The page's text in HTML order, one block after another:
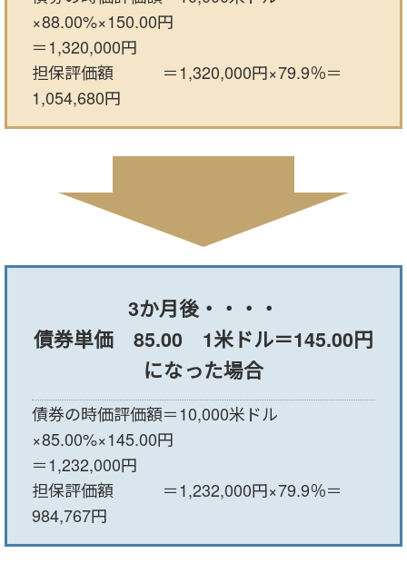
×88.00%×150.00円
＝1,320,000円
担保評価額 ＝1,320,000円×79.9％＝
1,054,680円
3か月後・・・・
債券単価 85.00 1米ドル＝145.00円
になった場合
債券の時価評価額＝10,000米ドル
×85.00%×145.00円
＝1,232,000円
担保評価額 ＝1,232,000円×79.9％＝
984,767円